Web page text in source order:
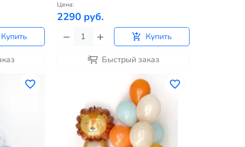
Купить
Цена:
2290 руб.
Купить
Быстрый заказ